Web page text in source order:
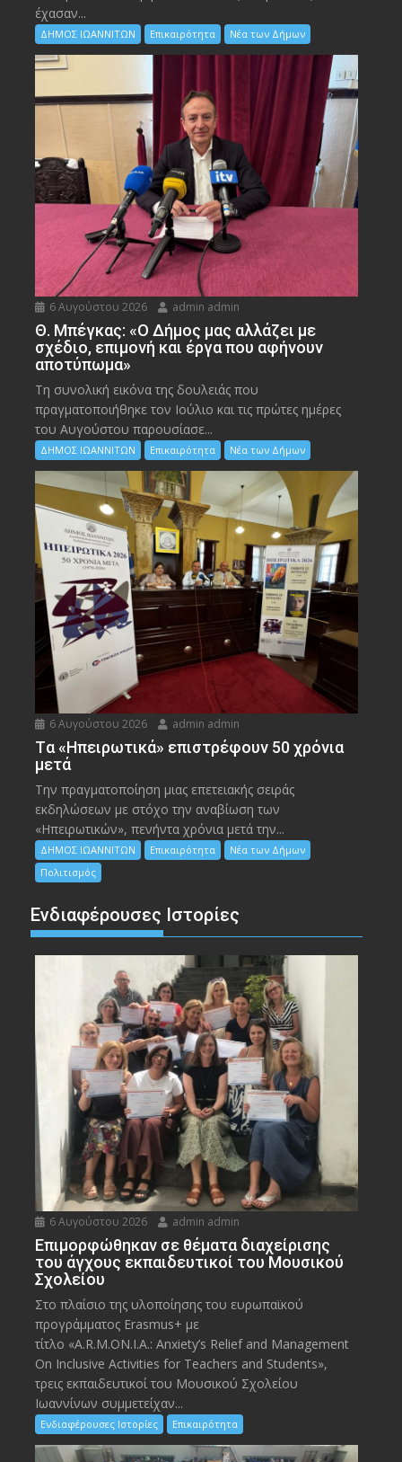
έχασαν...
ΔΗΜΟΣ ΙΩΑΝΝΙΤΩΝ Επικαιρότητα Νέα των Δήμων
6 Αυγούστου 2026 admin admin
Θ. Μπέγκας: «Ο Δήμος μας αλλάζει με
σχέδιο, επιμονή και έργα που αφήνουν
αποτύπωμα»
Τη συνολική εικόνα της δουλειάς που
πραγματοποιήθηκε τον Ιούλιο και τις πρώτες ημέρες
του Αυγούστου παρουσίασε...
ΔΗΜΟΣ ΙΩΑΝΝΙΤΩΝ Επικαιρότητα Νέα των Δήμων
6 Αυγούστου 2026 admin admin
Tα «Ηπειρωτικά» επιστρέφουν 50 χρόνια
μετά
Την πραγματοποίηση μιας επετειακής σειράς
εκδηλώσεων με στόχο την αναβίωση των
«Ηπειρωτικών», πενήντα χρόνια μετά την...
ΔΗΜΟΣ ΙΩΑΝΝΙΤΩΝ Επικαιρότητα
Νέα των Δήμων
Πολιτισμός
Ενδιαφέρουσες Ιστορίες
6 Αυγούστου 2026 admin admin
Eπιμορφώθηκαν σε θέματα διαχείρισης
του άγχους εκπαιδευτικοί του Μουσικού
Σχολείου
Στο πλαίσιο της υλοποίησης του ευρωπαϊκού
προγράμματος Erasmus+ με
τίτλο «A.R.M.ON.I.A.: Anxiety’s Relief and Management
On Inclusive Activities for Teachers and Students»,
τρεις εκπαιδευτικοί του Μουσικού Σχολείου
Ιωαννίνων συμμετείχαν...
Ενδιαφέρουσες Ιστορίες Επικαιρότητα